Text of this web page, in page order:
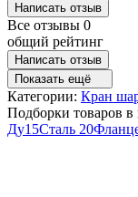
Написать отзыв
Все отзывы 0
общий рейтинг
Написать отзыв
Показать ещё
Категории: Кран
Подборки товаров в
Ду15Сталь 20